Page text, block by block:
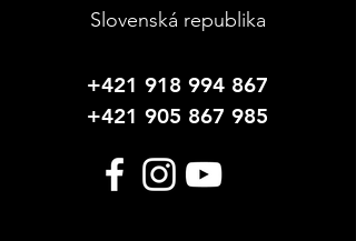
Slovenská republika
+421 918 994 867
+421 905 867 985